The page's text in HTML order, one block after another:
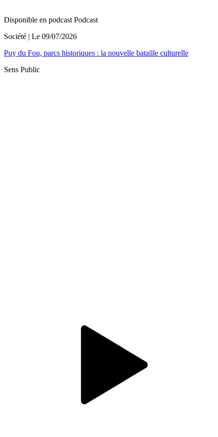
Disponible en podcast Podcast
Société | Le 09/07/2026
Puy du Fou, parcs historiques : la nouvelle bataille culturelle
Sens Public